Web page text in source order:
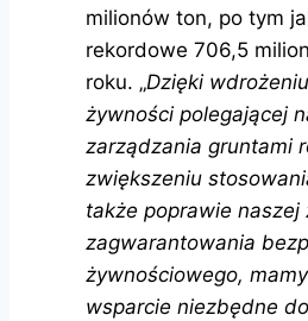
milionów ton, po tym
rekordowe 706,5
roku. „Dzięki
żywności polegającej
zarządzania gruntami
zwiększeniu
także poprawie naszej
zagwarantowania
żywnościowego,
wsparcie niezbędne